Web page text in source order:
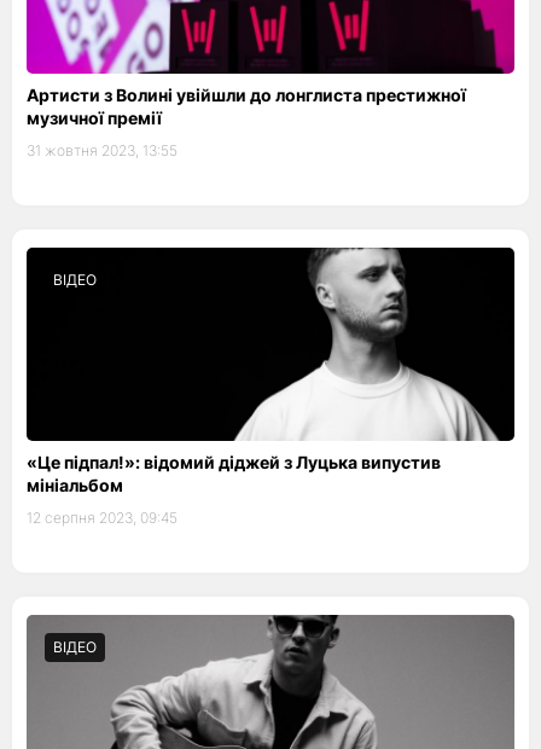
Артисти з Волині увійшли до лонглиста престижної
музичної премії
31 жовтня 2023, 13:55
ВІДЕО
«Це підпал!»: відомий діджей з Луцька випустив
мініальбом
12 серпня 2023, 09:45
ВІДЕО